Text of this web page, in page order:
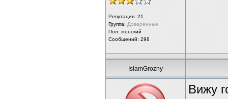
Репутация: 21
Группа: Доверенные
Пол: женский
Сообщений: 298
IslamGrozny
Вижу